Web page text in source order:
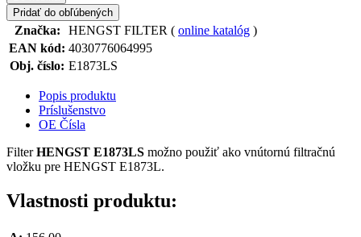
Pridať do obľúbených
Značka: HENGST FILTER ( online katalóg )
EAN kód: 4030776064995
Obj. číslo: E1873LS
Popis produktu
Príslušenstvo
OE Čísla
FilterHENGST E1873LS možno použiť ako vnútornú filtračnú
vložku pre HENGST E1873L.
Vlastnosti produktu: